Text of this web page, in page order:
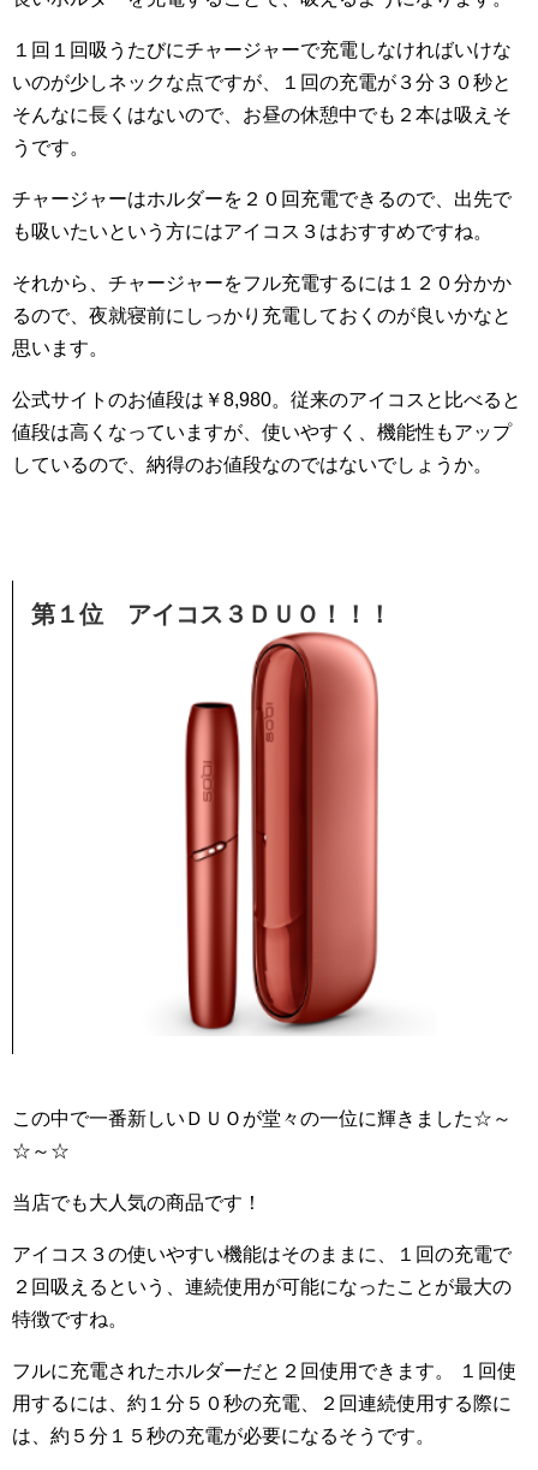
１回１回吸うたびにチャージャーで充電しなければいけな
いのが少しネックな点ですが、１回の充電が３分３０秒と
そんなに長くはないので、お昼の休憩中でも２本は吸えそ
うです。
チャージャーはホルダーを２０回充電できるので、出先で
も吸いたいという方にはアイコス３はおすすめですね。
それから、チャージャーをフル充電するには１２０分かか
るので、夜就寝前にしっかり充電しておくのが良いかなと
思います。
公式サイトのお値段は￥8,980。従来のアイコスと比べると
値段は高くなっていますが、使いやすく、機能性もアップ
しているので、納得のお値段なのではないでしょうか。
第１位 アイコス３ＤＵＯ！！！
この中で一番新しいＤＵＯが堂々の一位に輝きました☆～
☆～☆
当店でも大人気の商品です！
アイコス３の使いやすい機能はそのままに、１回の充電で
２回吸えるという、連続使用が可能になったことが最大の
特徴ですね。
フルに充電されたホルダーだと２回使用できます。 １回使
用するには、約１分５０秒の充電、２回連続使用する際に
は、約５分１５秒の充電が必要になるそうです。